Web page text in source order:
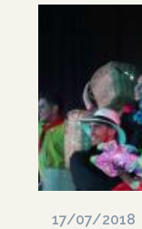
17/07/2018